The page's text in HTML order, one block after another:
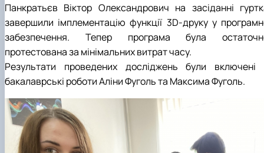
Панкратьєв Віктор Олександрович на засіданні
завершили імплементацію функції 3D-друку у
забезпечення. Тепер програма була
протестована за мінімальних витрат часу.
Результати проведених досліджень були включені
бакалаврські роботи Аліни Фуголь та Максима Фуголь.